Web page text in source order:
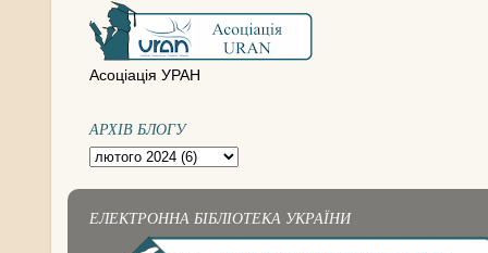
Асоціація УРАН
АРХІВ БЛОГУ
ЕЛЕКТРОННА БІБЛІОТЕКА УКРАЇНИ